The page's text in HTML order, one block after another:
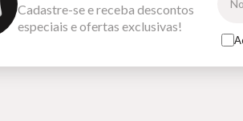
Cadastre-se e receba descontos
especiais e ofertas exclusivas!